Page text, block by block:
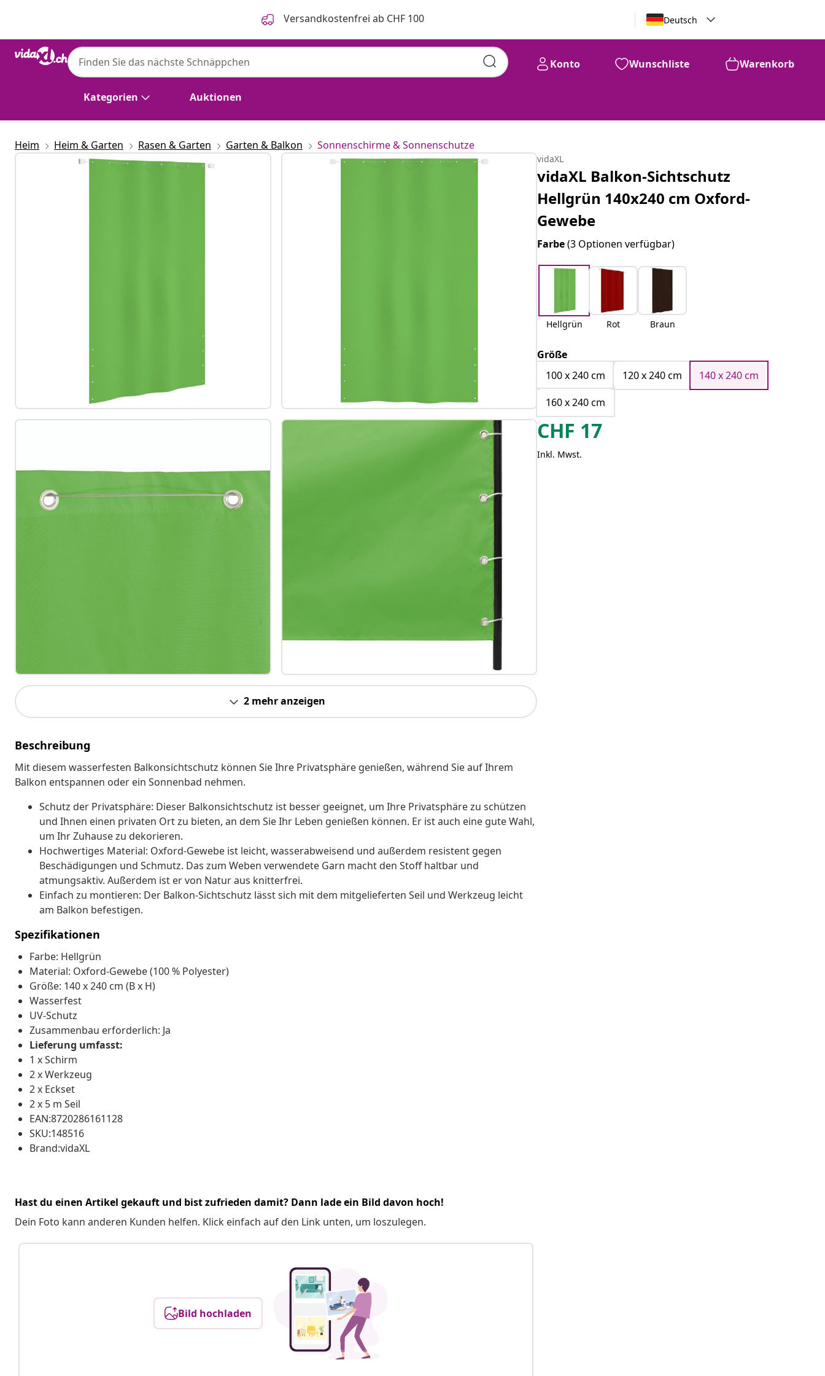
Versandkostenfrei ab CHF 100 Deutsch
Kategorien Auktionen
Konto Wunschliste Warenkorb
Heim Heim & Garten Rasen & Garten Garten & Balkon Sonnenschirme & Sonnenschutze
2 mehr anzeigen
Beschreibung
Mit diesem wasserfesten Balkonsichtschutz können Sie Ihre Privatsphäre genießen, während Sie auf Ihrem
Balkon entspannen oder ein Sonnenbad nehmen.
Schutz der Privatsphäre: Dieser Balkonsichtschutz ist besser geeignet, um Ihre Privatsphäre zu schützen
und Ihnen einen privaten Ort zu bieten, an dem Sie Ihr Leben genießen können. Er ist auch eine gute Wahl,
um Ihr Zuhause zu dekorieren.
Hochwertiges Material: Oxford-Gewebe ist leicht, wasserabweisend und außerdem resistent gegen
Beschädigungen und Schmutz. Das zum Weben verwendete Garn macht den Stoff haltbar und
atmungsaktiv. Außerdem ist er von Natur aus knitterfrei.
Einfach zu montieren: Der Balkon-Sichtschutz lässt sich mit dem mitgelieferten Seil und Werkzeug leicht
am Balkon befestigen.
Spezifikationen
Farbe: Hellgrün
Material: Oxford-Gewebe (100 % Polyester)
Größe: 140 x 240 cm (B x H)
Wasserfest
UV-Schutz
Zusammenbau erforderlich: Ja
Lieferung umfasst:
1 x Schirm
2 x Werkzeug
2 x Eckset
2 x 5 m Seil
EAN:8720286161128
SKU:148516
Brand:vidaXL
Hast du einen Artikel gekauft und bist zufrieden damit? Dann lade ein Bild davon hoch!
Dein Foto kann anderen Kunden helfen. Klick einfach auf den Link unten, um loszulegen.
Bild hochladen
vidaXL
vidaXL Balkon-Sichtschutz
Hellgrün 140x240 cm Oxford-
Gewebe
Farbe(3 Optionen verfügbar)
Hellgrün Rot Braun
Größe
100 x 240 cm
120 x 240 cm
140 x 240 cm
160 x 240 cm
CHF 17
Inkl. Mwst.